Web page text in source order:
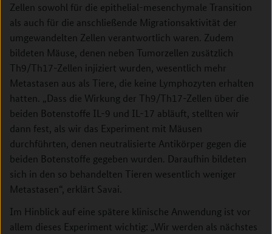
Zellen sowohl für die epithelial-mesenchymale Transition
als auch für die anschließende Migrationsaktivität der
umgewandelten Zellen verantwortlich waren. Zudem
bildeten Mäuse, denen neben Tumorzellen zusätzlich
Th9/Th17-Zellen injiziert wurden, wesentlich mehr
Metastasen aus als Tiere, die keine Lymphozyten erhalten
hatten. „Dass die Wirkung der Th9/Th17-Zellen über die
beiden Botenstoffe IL-9 und IL-17 abläuft, stellten wir
dann fest, als wir das Experiment mit Mäusen
durchführten, denen neutralisierte Antikörper gegen die
beiden Botenstoffe gegeben wurden. Daraufhin bildeten
sich in den so behandelten Tieren wesentlich weniger
Metastasen“, erklärt Savai.
Im Hinblick auf eine spätere klinische Anwendung ist vor
allem dieses Experiment wichtig: „Wir werden als nächstes